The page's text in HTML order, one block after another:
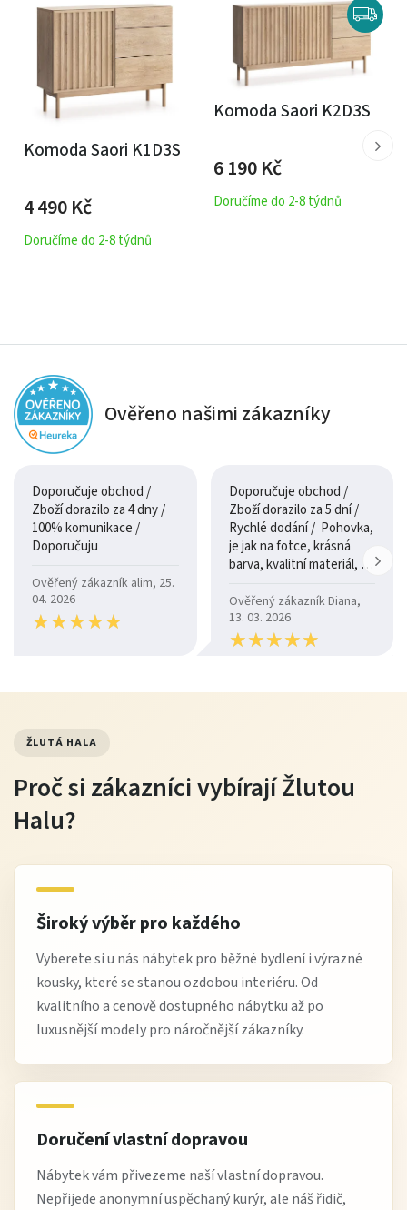
Komoda Saori K1D3S
4 490Kč
Doručíme do 2-8 týdnů
Komoda Saori K2D3S
6 190Kč
Doručíme do 2-8 týdnů
Ověřeno našimi zákazníky
Doporučuje obchod /
Zboží dorazilo za 4 dny /
100% komunikace /
Doporučuju
Ověřený zákazník alim, 25.
04. 2026
★★★★★
★★★★★
Doporučuje obchod /
Zboží dorazilo za 5 dní /
Rychlé dodání / Pohovka,
je jak na fotce, krásná
barva, kvalitní materiál, a
Ověřený zákazník Diana,
13. 03. 2026
★★★★★
★★★★★
ŽLUTÁ HALA
Proč si zákazníci vybírají Žlutou
Halu?
Široký výběr pro každého
Vyberete si u nás nábytek pro běžné bydlení i výrazné
kousky, které se stanou ozdobou interiéru. Od
kvalitního a cenově dostupného nábytku až po
luxusnější modely pro náročnější zákazníky.
Doručení vlastní dopravou
Nábytek vám přivezeme naší vlastní dopravou.
Nepřijede anonymní uspěchaný kurýr, ale náš řidič,